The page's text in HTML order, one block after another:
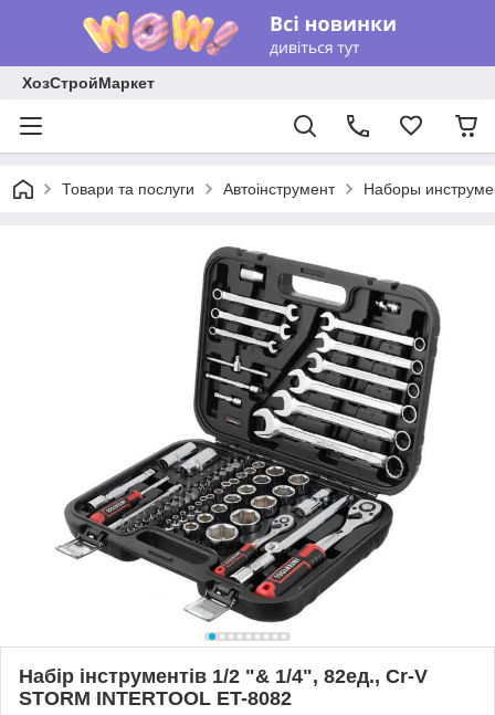
ХозСтройМаркет
Товари та послуги Автоінструмент Наборы
Набір інструментів 1/2 "& 1/4", 82ед., Cr-V
STORM INTERTOOL ET-8082